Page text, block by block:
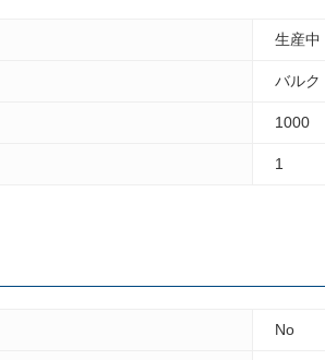
生産中
バルク
1000
1
No